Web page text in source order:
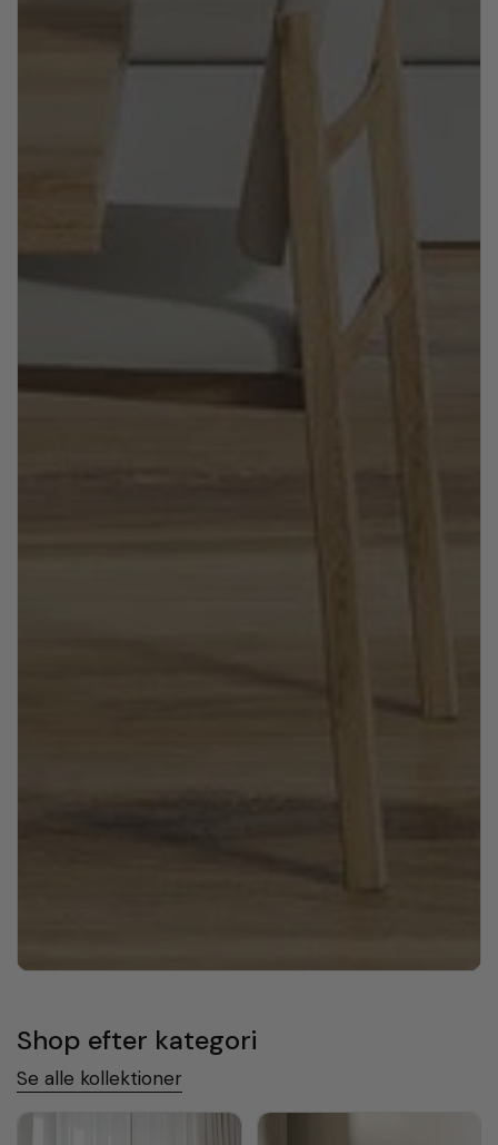
Shop efter kategori
Se alle kollektioner